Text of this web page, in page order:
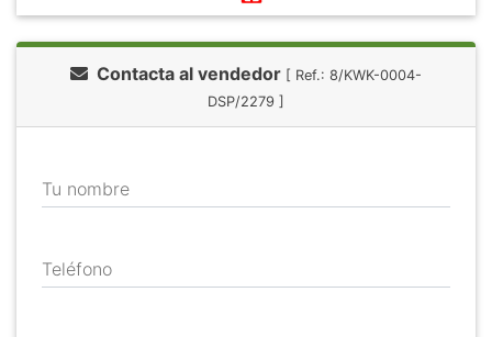
Contacta al vendedor [ Ref.: 8/KWK-0004-
DSP/2279 ]
Tu nombre
Teléfono